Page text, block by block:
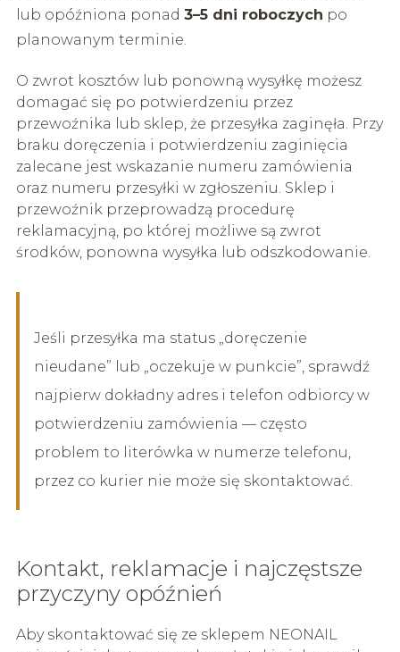
lub opóźniona ponad 3–5 dni roboczych po
planowanym terminie.
O zwrot kosztów lub ponowną wysyłkę możesz
domagać się po potwierdzeniu przez
przewoźnika lub sklep, że przesyłka zaginęła. Przy
braku doręczenia i potwierdzeniu zaginięcia
zalecane jest wskazanie numeru zamówienia
oraz numeru przesyłki w zgłoszeniu. Sklep i
przewoźnik przeprowadzą procedurę
reklamacyjną, po której możliwe są zwrot
środków, ponowna wysyłka lub odszkodowanie.
Jeśli przesyłka ma status „doręczenie
nieudane” lub „oczekuje w punkcie”, sprawdź
najpierw dokładny adres i telefon odbiorcy w
potwierdzeniu zamówienia — często
problem to literówka w numerze telefonu,
przez co kurier nie może się skontaktować.
Kontakt, reklamacje i najczęstsze
przyczyny opóźnień
Aby skontaktować się ze sklepem NEONAIL